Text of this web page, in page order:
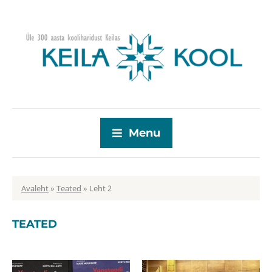
Menu
Avaleht» Teated » Leht 2
TEATED